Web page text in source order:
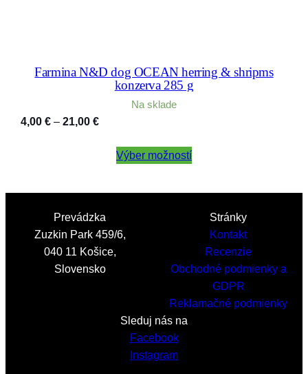
Farmina N&D dog OCEAN herring & shripms
konzerva 285 g
Na sklade
4,00 € – 21,00 €Price
4,00 €Výber možností
Prevádzka
Zuzkin Park 459/6,
040 11 Košice,
Slovensko
Stránky
Kontakt
Recenzie
Obchodné podmienky a
GDPR
Reklamačné podmienky
Sleduj nás na
Facebook
Instagram